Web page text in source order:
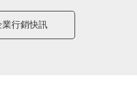
業行銷快訊